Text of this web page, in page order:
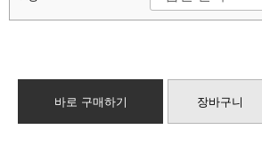
바로 구매하기 장바구니